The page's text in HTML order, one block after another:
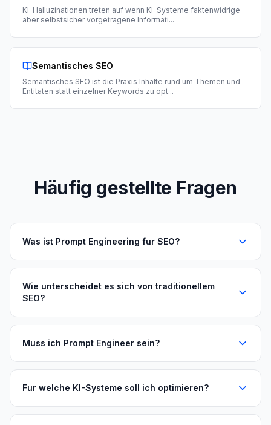
KI-Halluzinationen treten auf wenn KI-Systeme faktenwidrige
aber selbstsicher vorgetragene Informati...
Semantisches SEO
Semantisches SEO ist die Praxis Inhalte rund um Themen und
Entitaten statt einzelner Keywords zu opt...
Häufig gestellte Fragen
Was ist Prompt Engineering fur SEO?
Wie unterscheidet es sich von traditionellem
SEO?
Muss ich Prompt Engineer sein?
Fur welche KI-Systeme soll ich optimieren?